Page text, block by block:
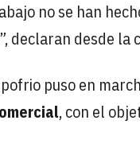
no se han
declaran desde la
puso en
, con el